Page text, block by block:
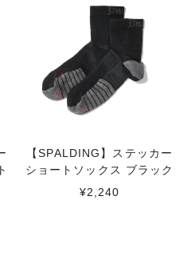
【SPALDING】ステッカー
ショートソックス ブラック
¥2,240